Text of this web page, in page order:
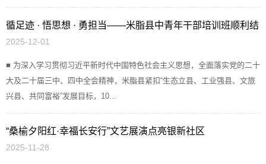
循足迹 · 悟思想 · 勇担当——米脂县中青年干部培训班顺利结
业
2025-12-01
■ 为深入学习贯彻习近平新时代中国特色社会主义思想，全面落实党的二十
大及二十届三中、四中全会精神，米脂县紧扣“生态立县、工业强县、文旅
兴县、共同富裕”发展目标，10...
“桑榆夕阳红·幸福长安行”文艺展演点亮银新社区
2025-11-28